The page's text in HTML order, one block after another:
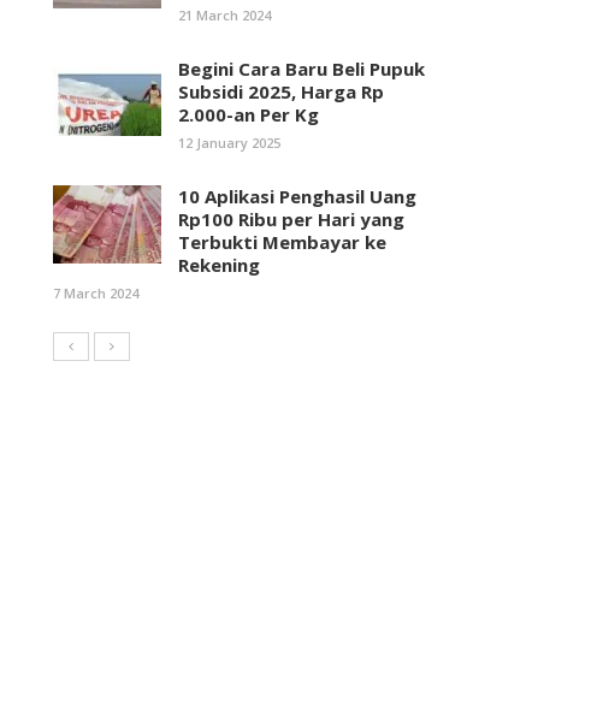
21 March 2024
Begini Cara Baru Beli Pupuk
Subsidi 2025, Harga Rp
2.000-an Per Kg
12 January 2025
10 Aplikasi Penghasil Uang
Rp100 Ribu per Hari yang
Terbukti Membayar ke
Rekening
7 March 2024